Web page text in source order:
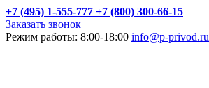
+7 (495) 1-555-777 +7 (800) 300-66-15
Заказать звонок
Режим работы: 8:00-18:00 info@p-privod.ru